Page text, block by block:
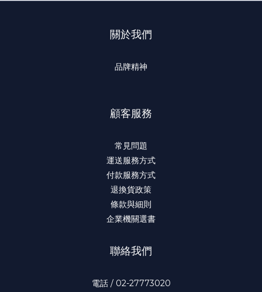
關於我們
品牌精神
顧客服務
常見問題
運送服務方式
付款服務方式
退換貨政策
條款與細則
企業機關選書
聯絡我們
電話 / 02-27773020